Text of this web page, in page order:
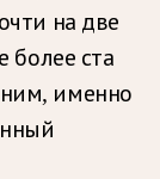
на две
более ста
именно